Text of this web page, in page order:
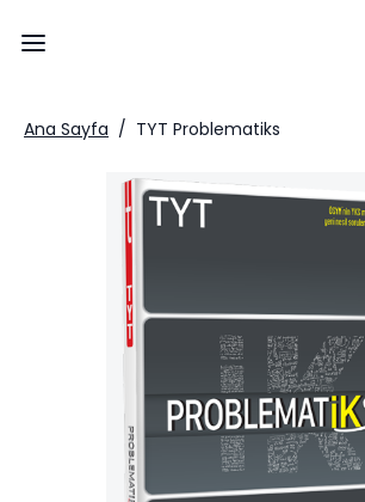
Ana Sayfa / TYT Problematiks